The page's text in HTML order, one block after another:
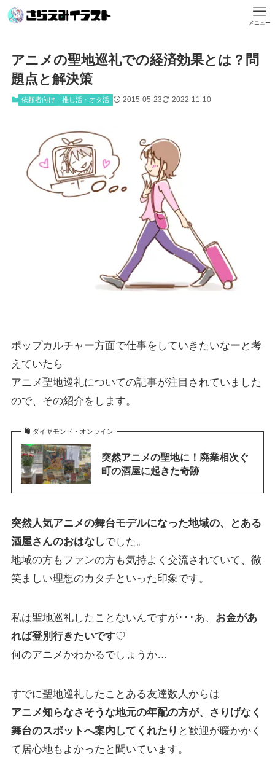
メニュー
アニメの聖地巡礼での経済効果とは？問
題点と解決策
依頼者向け 推し活・オタ活 2015-05-23 2022-11-10
ポップカルチャー方面で仕事をしていきたいなーと考
えていたら
アニメ聖地巡礼についての記事が注目されていました
ので、その紹介をします。
ダイヤモンド・オンライン
突然アニメの聖地に！廃業相次ぐ
町の酒屋に起きた奇跡
突然人気アニメの舞台モデルになった地域の、とある
酒屋さんのおはなしでした。
地域の方もファンの方も気持よく交流されていて、微
笑ましい理想のカタチといった印象です。
私は聖地巡礼したことないんですが･･･あ、 お金があ
れば登別行きたいです♡
何のアニメかわかるでしょうか…
すでに聖地巡礼したことある友達数人からは
アニメ知らなさそうな地元の年配の方が、さりげなく
舞台のスポットへ案内してくれたり と歓迎が暖かかく
て居心地もよかったと聞いています。